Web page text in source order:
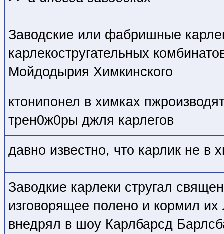
Заводские или фабришные
карлекостругательных
Мойдодырия Химкинского
ктонипонел в химках
трен0ж0ры джля карлегов
давно известно, что карлик не в
Заводкие карлеки стругал
изговорящее полено и кормил их
внедрял в шоу Карлбарсд